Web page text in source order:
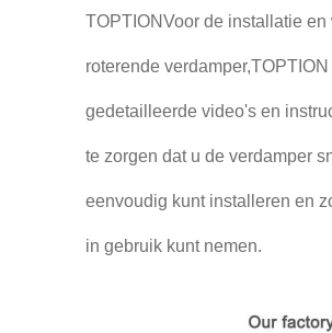
TOPTIONVoor de installatie
roterende
gedetailleerde video's en
te zorgen dat u de verdamper
eenvoudig kunt installeren en
in gebruik kunt nemen.